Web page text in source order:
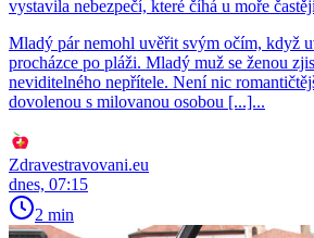
vystavila nebezpečí, které číhá u moře
Mladý pár nemohl uvěřit svým očím, když
procházce po pláži. Mladý muž se ženou
neviditelného nepřítele. Není nic
dovolenou s milovanou osobou [...]...
Zdravestravovani.eu
dnes, 07:15
2 min